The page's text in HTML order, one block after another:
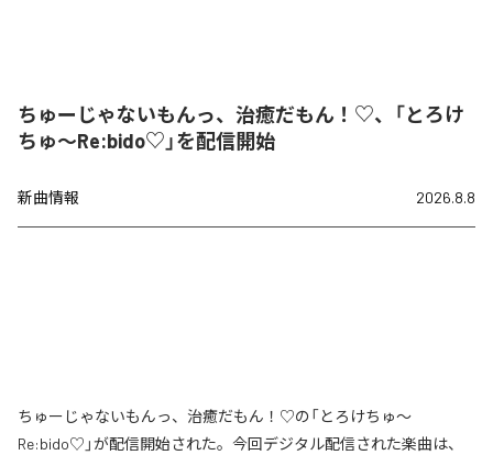
ちゅーじゃないもんっ、治癒だもん！♡、「とろけ
ちゅ〜Re:bido♡」を配信開始
新曲情報 2026.8.8
ちゅーじゃないもんっ、治癒だもん！♡の「とろけちゅ〜
Re:bido♡」が配信開始された。今回デジタル配信された楽曲は、